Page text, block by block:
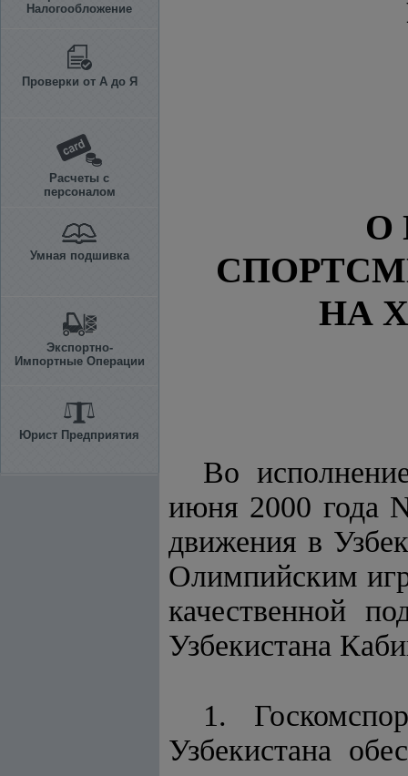
Налогообложение
Проверки от А до Я
Расчеты с
персоналом
Умная подшивка
Экспортно-
Импортные Операции
Юрист Предприятия
О
НА
Во
июня 2000 года
движения в
Олимпийским
качественной
Узбекистана
1.
Узбекистана